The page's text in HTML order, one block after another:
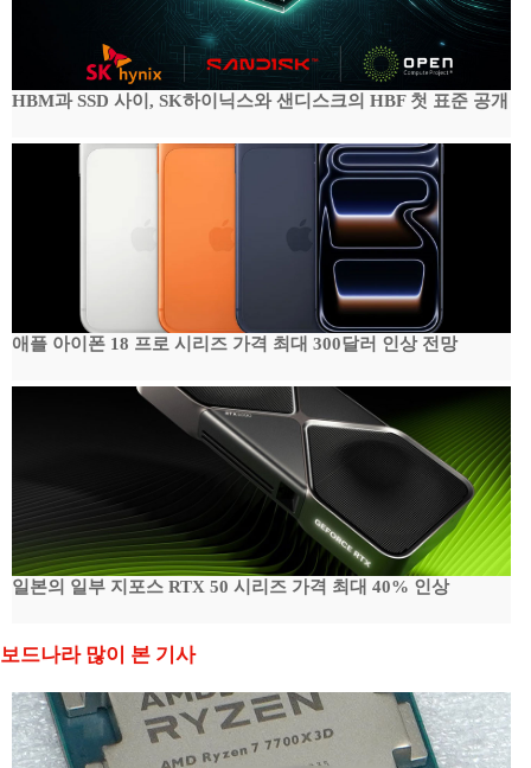
HBM과 SSD 사이, SK하이닉스와 샌디스크의 HBF 첫 표준 공개
애플 아이폰 18 프로 시리즈 가격 최대 300달러 인상 전망
일본의 일부 지포스 RTX 50 시리즈 가격 최대 40% 인상
보드나라 많이 본 기사